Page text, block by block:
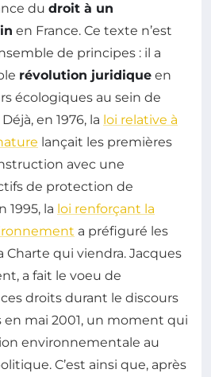
du droit à un
en France. Ce texte n’est
de principes : il a
révolution juridique en
écologiques au sein de
Déjà, en 1976, la loi relative à
lançait les premières
avec une
de protection de
1995, la loi renforçant la
a préfiguré les
Charte qui viendra. Jacques
a fait le voeu de
droits durant le discours
en mai 2001, un moment qui
environnementale au
C’est ainsi que, après